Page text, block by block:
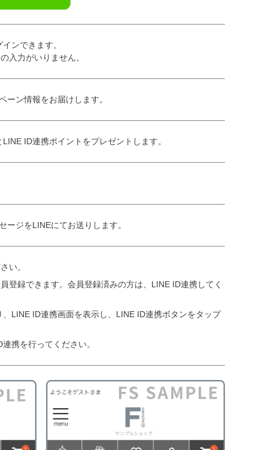
ンできます。
入力がいりません。
ーン情報をお届けします。
ID連携ポイントをプレゼントします。
ジをLINEにてお送りします。
い。
登録できます。会員登録済みの方は、LINE ID連携してく
LINE ID連携画面を表示し、LINE ID連携ボタンをタップ
携を行ってください。